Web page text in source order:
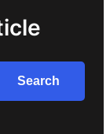
Search